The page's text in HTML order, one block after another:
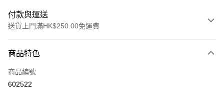
付款與運送
送貨上門滿HK$250.00免運費
信用卡
Apple Pay
商品特色
商品編號
602522